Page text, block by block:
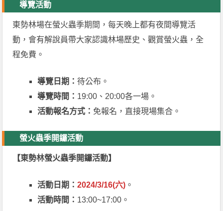
導覽活動
東勢林場在螢火蟲季期間，每天晚上都有夜間導覽活
動，會有解說員帶大家認識林場歷史、觀賞螢火蟲，全
程免費。
導覽日期：待公布。
導覽時間： 19:00、20:00各一場。
活動報名方式： 免報名，直接現場集合。
螢火蟲季開鑼活動
【東勢林螢火蟲季開鑼活動】
活動日期：2024/3/16(六) 。
活動時間： 13:00~17:00。